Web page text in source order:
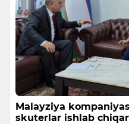
Malayziya
skuterlar ishlab